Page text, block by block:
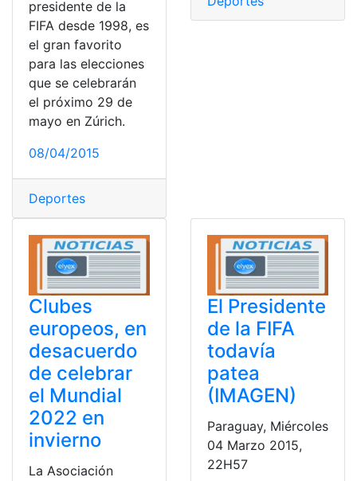
presidente de la
FIFA desde 1998, es
el gran favorito
para las elecciones
que se celebrarán
el próximo 29 de
mayo en Zúrich.
08/04/2015
Deportes
Clubes
europeos, en
desacuerdo
de celebrar
el Mundial
2022 en
invierno
La Asociación
El Presidente
de la FIFA
todavía
patea
(IMAGEN)
Paraguay, Miércoles
04 Marzo 2015,
22H57